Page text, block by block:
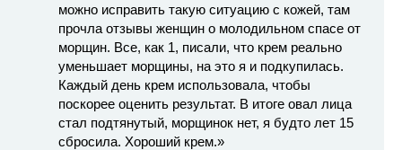
можно исправить такую ситуацию с кожей, там
прочла отзывы женщин о молодильном спасе от
морщин. Все, как 1, писали, что крем реально
уменьшает морщины, на это я и подкупилась.
Каждый день крем использовала, чтобы
поскорее оценить результат. В итоге овал лица
стал подтянутый, морщинок нет, я будто лет 15
сбросила. Хороший крем.»